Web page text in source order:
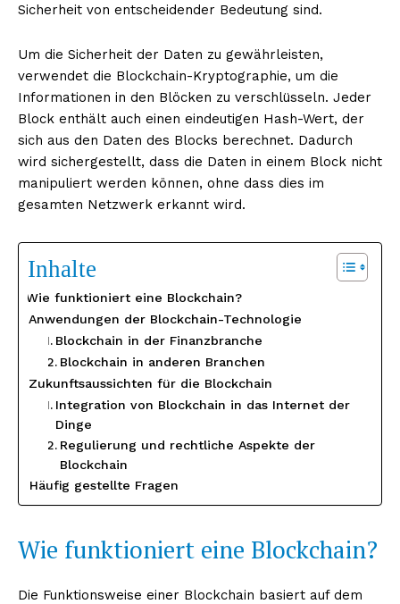
Sicherheit von entscheidender Bedeutung sind.
Um die Sicherheit der Daten zu gewährleisten,
verwendet die Blockchain-Kryptographie, um die
Informationen in den Blöcken zu verschlüsseln. Jeder
Block enthält auch einen eindeutigen Hash-Wert, der
sich aus den Daten des Blocks berechnet. Dadurch
wird sichergestellt, dass die Daten in einem Block nicht
manipuliert werden können, ohne dass dies im
gesamten Netzwerk erkannt wird.
Inhalte
Wie funktioniert eine Blockchain?
Anwendungen der Blockchain-Technologie
Blockchain in der Finanzbranche
Blockchain in anderen Branchen
Zukunftsaussichten für die Blockchain
Integration von Blockchain in das Internet der
Dinge
Regulierung und rechtliche Aspekte der
Blockchain
Häufig gestellte Fragen
Wie funktioniert eine Blockchain?
Die Funktionsweise einer Blockchain basiert auf dem